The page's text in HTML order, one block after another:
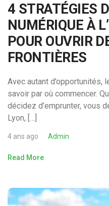
4 STRATÉGIES
NUMÉRIQUE À
POUR OUVRIR
FRONTIÈRES
Avec autant d’opportunités,
savoir par où commencer.
décidez d’emprunter, vous
Lyon, […]
4 ans ago Admin
Read More